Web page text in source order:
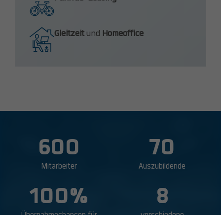
Gleitzeit und Homeoffice
600
Mitarbeiter
70
Auszubildende
100% 8